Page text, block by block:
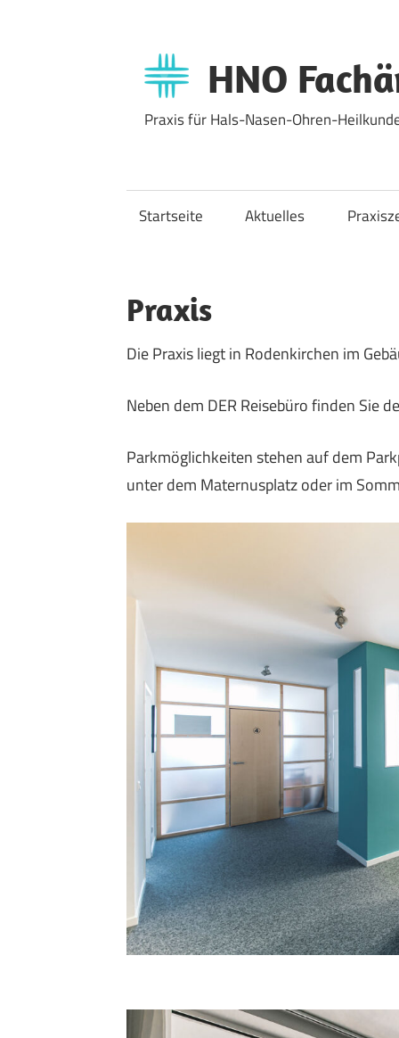
springen
HNO
Praxis für Hals-Nasen-Ohren-
Startseite Aktuelles
Praxis
Die Praxis liegt in Rodenkirchen im
Neben dem DER Reisebüro finden Sie
Parkmöglichkeiten stehen auf dem
unter dem Maternusplatz oder im